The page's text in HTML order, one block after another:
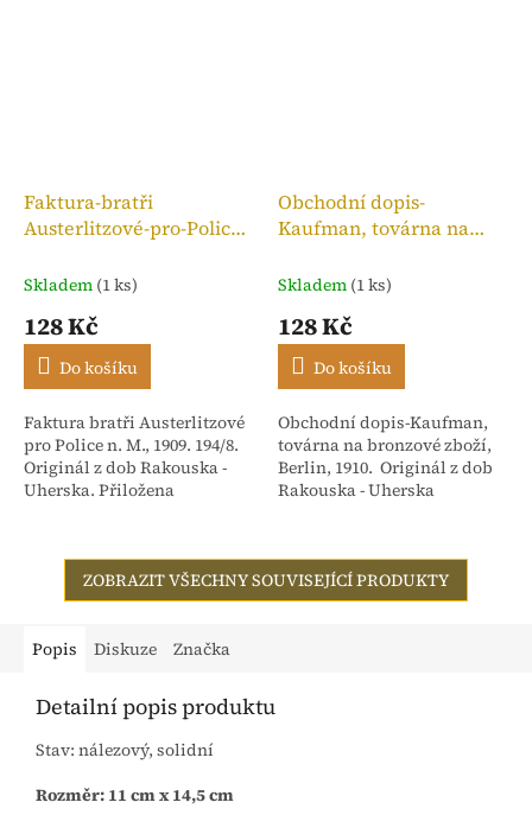
Faktura-bratři
Austerlitzové-pro-Police
Skladem (1 ks)
128 Kč
Do košíku
Faktura bratři Austerlitzové
pro Police n. M., 1909. 194/8.
Originál z dob Rakouska -
Uherska. Přiložena
dříve Isac...
Obchodní dopis-
Kaufman, továrna na
Skladem (1 ks)
128 Kč
Do košíku
Obchodní dopis-Kaufman,
továrna na bronzové zboží,
Berlin, 1910. Originál z dob
Rakouska - Uherska
ZOBRAZIT VŠECHNY SOUVISEJÍCÍ PRODUKTY
Popis Diskuze Značka
Detailní popis produktu
Stav: nálezový, solidní
Rozměr: 11 cm x 14,5 cm